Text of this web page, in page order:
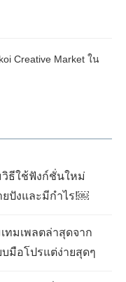
Creative Market ใน
ธีใช้ฟังก์ชั่นใหม่
ยปังและมีกำไร!￼
ทมเพลตล่าสุดจาก
มือโปรแต่ง่ายสุดๆ